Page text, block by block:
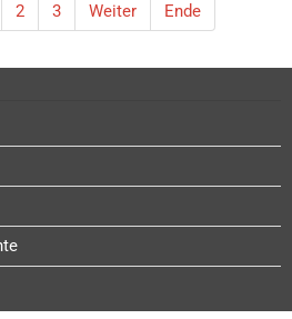
2 3 Weiter Ende